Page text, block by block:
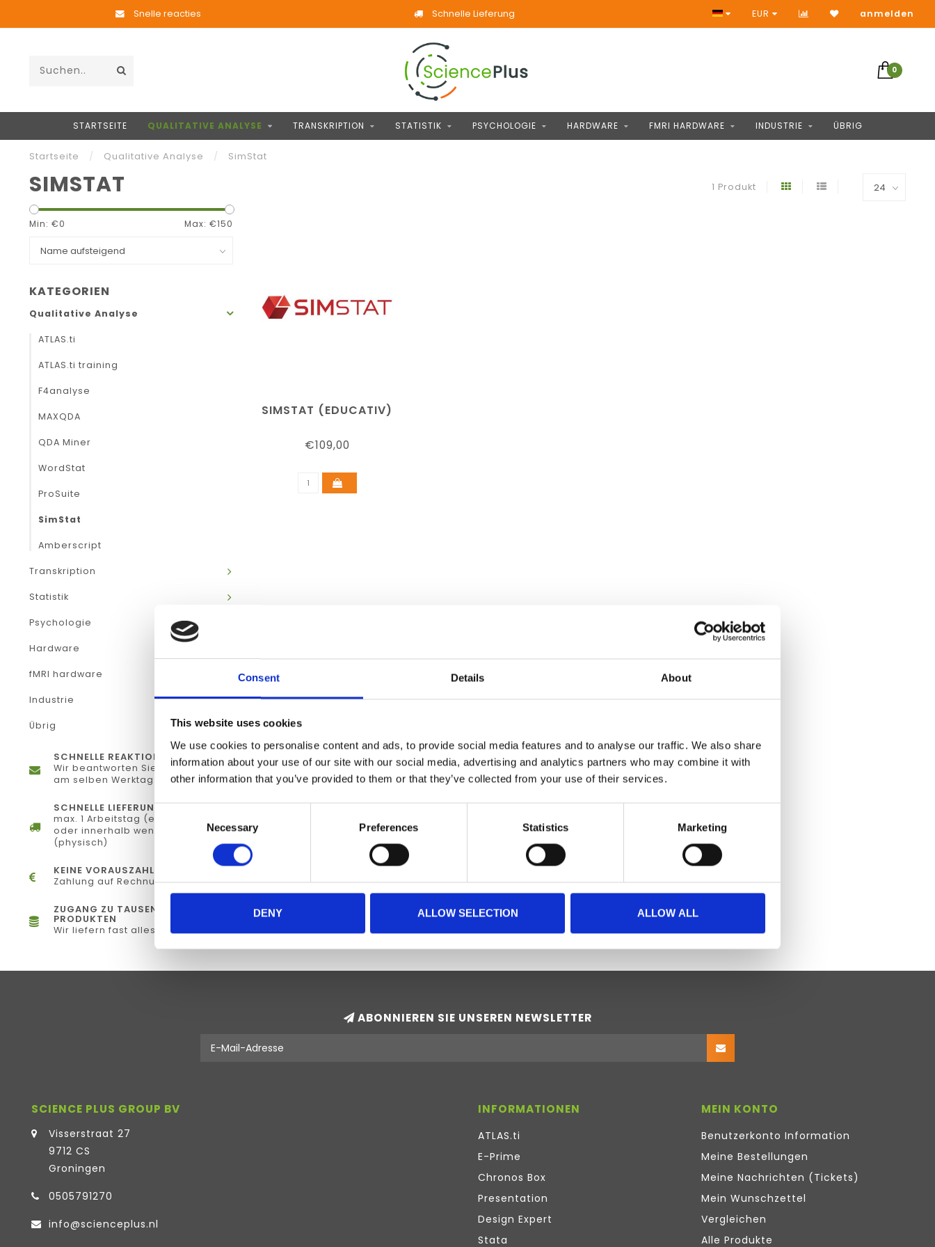
Consent Details About
This website uses cookies
We use cookies to personalise content and ads, to provide social media features and to analyse our traffic. We also share
information about your use of our site with our social media, advertising and analytics partners who may combine it with
other information that you’ve provided to them or that they’ve collected from your use of their services.
Necessary Preferences Statistics Marketing
DENY ALLOW SELECTION ALLOW ALL
Snelle reacties Schnelle Lieferung Keine Vorauszahlung
EUR anmelden
0
STARTSEITE QUALITATIVE ANALYSE TRANSKRIPTION STATISTIK PSYCHOLOGIE HARDWARE FMRI HARDWARE INDUSTRIE ÜBRIG
Startseite / Qualitative Analyse / SimStat
SIMSTAT 1 Produkt
Min: €0 Max: €150
KATEGORIEN
Qualitative Analyse
ATLAS.ti
ATLAS.ti training
F4analyse
MAXQDA
QDA Miner
WordStat
ProSuite
SimStat
Amberscript
Transkription
Statistik
Psychologie
Hardware
fMRI hardware
Industrie
Übrig
SCHNELLE REAKTION
Wir beantworten Sie Ihre Fragen
am selben Werktag
SCHNELLE LIEFERUNG
max. 1 Arbeitstag (elektronisch)
oder innerhalb weniger Tage
(physisch)
KEINE VORAUSZAHLUNG
Zahlung auf Rechnung
ZUGANG ZU TAUSENDE
PRODUKTEN
Wir liefern fast alles
SIMSTAT (EDUCATIV)
€109,00
ABONNIEREN SIE UNSEREN NEWSLETTER
SCIENCE PLUS GROUP BV
Visserstraat 27
9712 CS
Groningen
0505791270
info@scienceplus.nl
INFORMATIONEN
ATLAS.ti
E-Prime
Chronos Box
Presentation
Design Expert
Stata
MEIN KONTO
Benutzerkonto Information
Meine Bestellungen
Meine Nachrichten (Tickets)
Mein Wunschzettel
Vergleichen
Alle Produkte